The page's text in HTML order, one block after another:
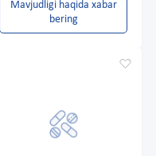
Mavjudligi haqida xabar
bering